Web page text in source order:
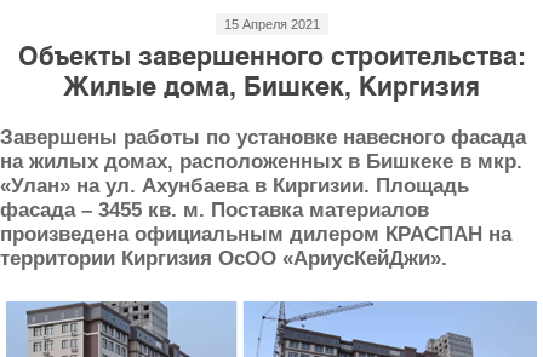
15 Апреля 2021
Объекты завершенного строительства:
Жилые дома, Бишкек, Киргизия
Завершены работы по установке навесного фасада
на жилых домах, расположенных в Бишкеке в мкр.
«Улан» на ул. Ахунбаева в Киргизии. Площадь
фасада – 3455 кв. м. Поставка материалов
произведена официальным дилером КРАСПАН на
территории Киргизия ОсОО «АриусКейДжи».